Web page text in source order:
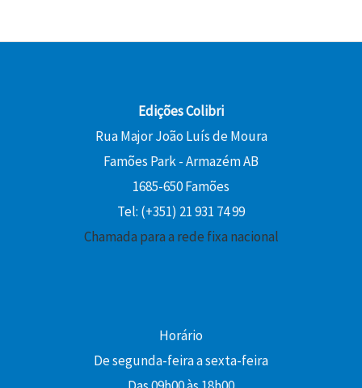
Edições Colibri
Rua Major João Luís de Moura
Famões Park - Armazém AB
1685-650 Famões
Tel: (+351) 21 931 74 99
Chamada para a rede fixa nacional
Horário
De segunda-feira a sexta-feira